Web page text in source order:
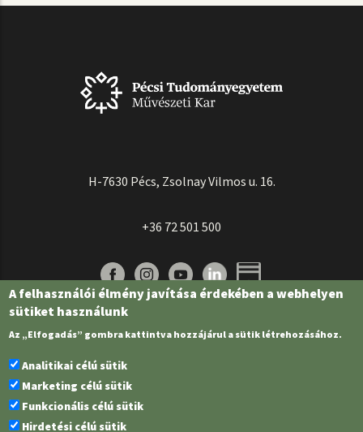
H-7630 Pécs, Zsolnay Vilmos u. 16.
+36 72 501 500
Pécsi Tudományegyetem | Kancellária |
A felhasználói élmény javítása érdekében a webhelyen
sütiket használunk
Az „Elfogadás” gombra kattintva hozzájárul a sütik létrehozásához.
Analitikai célú sütik
Marketing célú sütik
Funkcionális célú sütik
Hirdetési célú sütik